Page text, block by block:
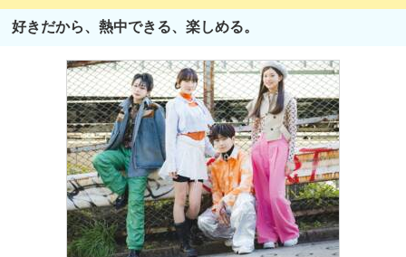
エリアから探す
エリアを選択して探す
北海道・東北
北陸・甲信越
中国
九州・沖縄
好きだから、熱中できる、楽しめる。